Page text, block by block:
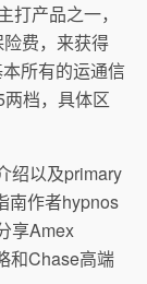
产品之一，
费，来获得
所有的运通信
档，具体区
绍以及primary
南作者hypnos
享Amex
和Chase高端